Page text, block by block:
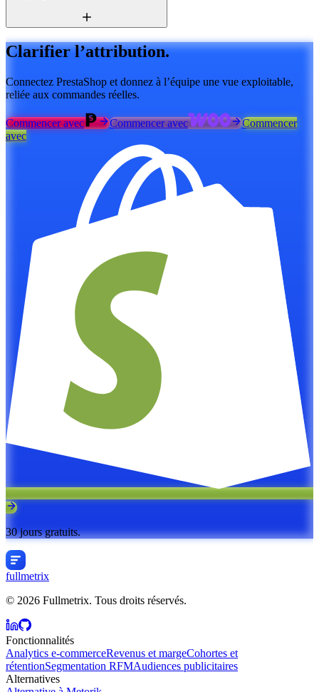
Clarifier l’attribution.
Connectez PrestaShop et donnez à l’équipe une vue exploitable,
reliée aux commandes réelles.
Commencer avec Commencer avec
Commencer
avec
30 jours gratuits.
fullmetrix
© 2026 Fullmetrix. Tous droits réservés.
Fonctionnalités
Analytics e-commerceRevenus et margeCohortes et
rétentionSegmentation RFMAudiences publicitaires
Alternatives